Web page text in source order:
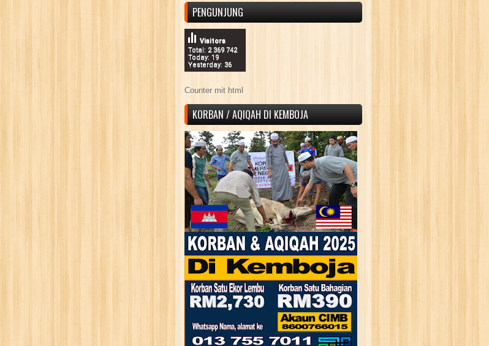
PENGUNJUNG
Total: 2 369 742
Today: 19
Yesterday: 36
Visitors
Counter mit html
KORBAN / AQIQAH DI KEMBOJA